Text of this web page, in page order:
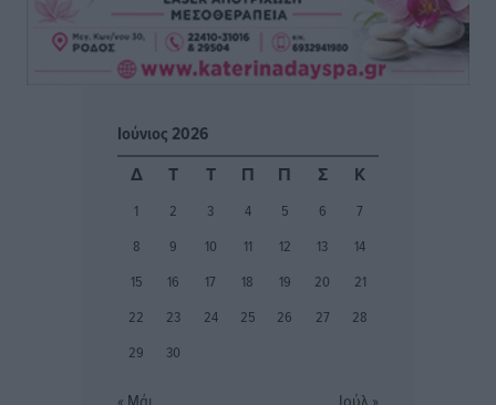
Κ. Σπανός: Παρά την αυξημένη τουριστική κίνηση, η
αγορά της Ρόδου κινείται κάτω από τις προσδοκίες
πριν 2 ώρες
Το ΠΑΣΟΚ στα Δωδεκάνησα ψάχνει έξι και του
Η Ροδιακή Επαυλη περιμένει ακόμα να βρεθεί κάποιος
Ιούνιος 2026
Δ
Τ Τ Π Π Σ Κ
1 2 3 4 5 6
7
8
9 10 11 12 13
14
15
16 17 18 19 20
21
22
23 24 25 26 27
28
29
30